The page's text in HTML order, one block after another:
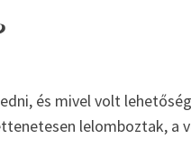
és mivel volt
lelomboztak,